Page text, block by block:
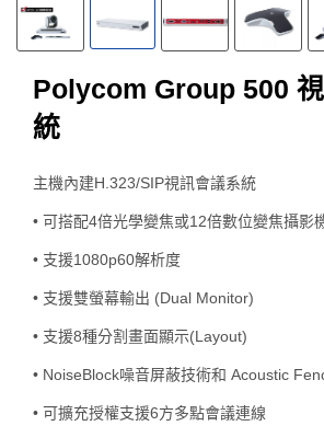
Polycom Group 500
統
主機內建H.323/SIP視訊會議系統
• 可搭配4倍光學變焦或12倍數位變焦攝影
• 支援1080p60解析度
• 支援雙螢幕輸出 (Dual Monitor)
• 支援8種分割畫面顯示(Layout)
• NoiseBlock噪音屏蔽技術和 Acoustic
• 可擴充授權支援6方多點會議連線